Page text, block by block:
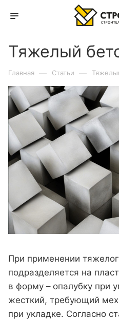
Тяжелый
Главная — Статьи —
При применении
подразделяется на
в форму – опалубку при
жесткий, требующий
при укладке. Согласно